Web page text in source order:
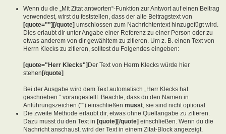
Wenn du die „Mit Zitat antworten“-Funktion zur Antwort auf einen Beitrag
verwendest, wirst du feststellen, dass der alte Beitragstext von
[quote=""][/quote] umschlossen zum Nachrichtentext hinzugefügt wird.
Dies erlaubt dir unter Angabe einer Referenz zu einer Person oder zu
etwas anderem von dir gewähltem zu zitieren. Um z. B. einen Text von
Herrn Klecks zu zitieren, solltest du Folgendes eingeben:
[quote="Herr Klecks"] Der Text von Herrn Klecks würde hier
stehen [/quote]
Bei der Ausgabe wird dem Text automatisch „Herr Klecks hat
geschrieben:“ vorangestellt. Beachte, dass du den Namen in
Anführungszeichen ("") einschließen musst, sie sind nicht optional.
Die zweite Methode erlaubt dir, etwas ohne Quellangabe zu zitieren.
Dazu musst du den Text in [quote][/quote] einschließen. Wenn du die
Nachricht anschaust, wird der Text in einem Zitat-Block angezeigt.